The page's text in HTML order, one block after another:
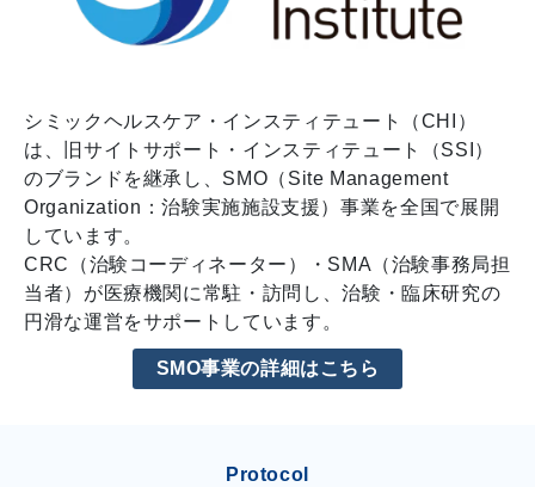
シミックヘルスケア・インスティテュート（CHI）
は、旧サイトサポート・インスティテュート（SSI）
のブランドを継承し、SMO（Site Management
Organization：治験実施施設支援）事業を全国で展開
しています。
CRC（治験コーディネーター）・SMA（治験事務局担
当者）が医療機関に常駐・訪問し、治験・臨床研究の
円滑な運営をサポートしています。
SMO事業の詳細はこちら
Protocol